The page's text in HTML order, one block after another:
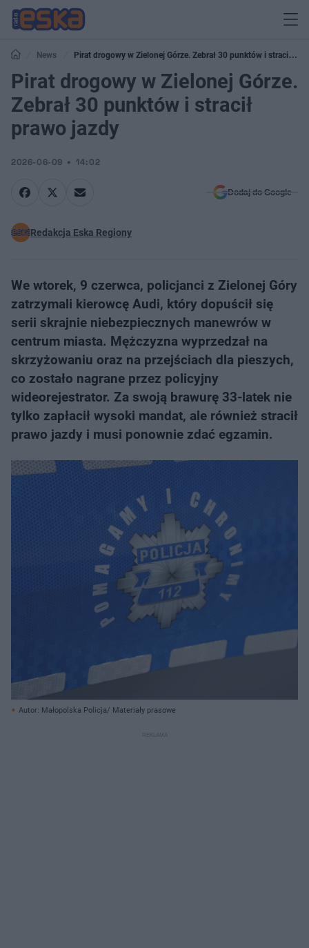
News
Pirat drogowy w Zielonej Górze. Zebrał 30 punktów i stracił
prawo jazdy
Pirat drogowy w Zielonej Górze.
Zebrał 30 punktów i stracił
prawo jazdy
2026-06-09 14:02
Dodaj do Google
Redakcja Eska Regiony
We wtorek, 9 czerwca, policjanci z Zielonej Góry
zatrzymali kierowcę Audi, który dopuścił się
serii skrajnie niebezpiecznych manewrów w
centrum miasta. Mężczyzna wyprzedzał na
skrzyżowaniu oraz na przejściach dla pieszych,
co zostało nagrane przez policyjny
wideorejestrator. Za swoją brawurę 33-latek nie
tylko zapłacił wysoki mandat, ale również stracił
prawo jazdy i musi ponownie zdać egzamin.
Autor: Małopolska Policja/ Materiały prasowe